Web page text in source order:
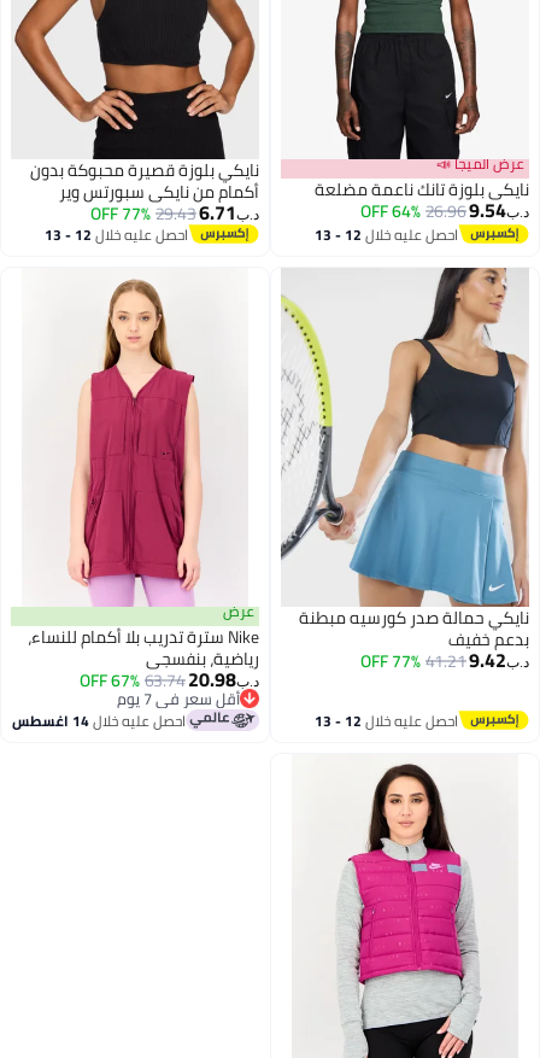
عرض الميجا 📣
نايكي بلوزة تانك ناعمة مضلعة
د.ب‏9.54
26.96
64% OFF
احصل عليه خلال 12 - 13
نايكي بلوزة قصيرة محبوكة بدون
أكمام من نايكي سبورتس وير
د.ب‏6.71
29.43
77% OFF
احصل عليه خلال 12 - 13
نايكي حمالة صدر كورسيه مبطنة
بدعم خفيف
د.ب‏9.42
41.21
77% OFF
احصل عليه خلال 12 - 13
عرض
Nike سترة تدريب بلا أكمام للنساء،
رياضية، بنفسجي
د.ب‏20.98
63.74
67% OFF
أقل سعر في 7 يوم
أقل سعر في 7 يوماحصل عليه خلال14 اغسطس